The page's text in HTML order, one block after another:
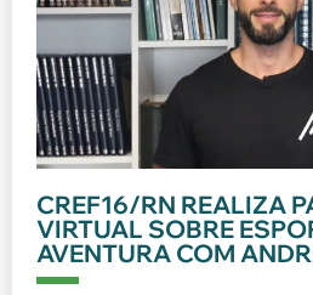
CREF16/RN REALIZA
VIRTUAL SOBRE
AVENTURA COM